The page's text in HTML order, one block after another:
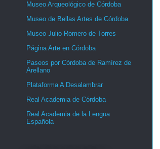
Museo Arqueológico de Córdoba
Museo de Bellas Artes de Córdoba
Museo Julio Romero de Torres
Página Arte en Córdoba
Paseos por Córdoba de Ramírez de
Arellano
Plataforma A Desalambrar
Real Academia de Córdoba
Real Academia de la Lengua
Española